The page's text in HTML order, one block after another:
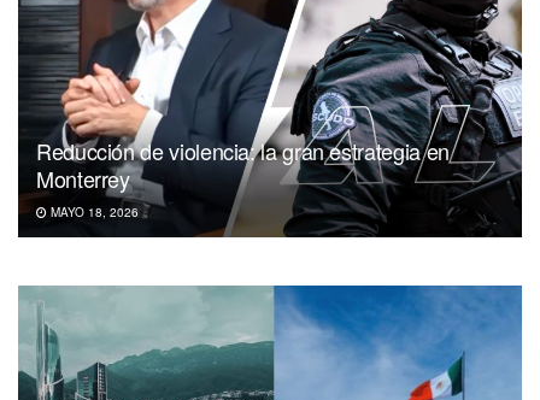
Reducción de violencia: la gran estrategia en
Monterrey
MAYO 18, 2026